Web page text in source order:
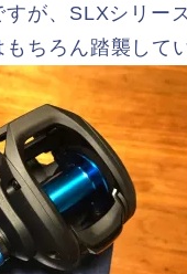
すが、SLXシリー
ちろん踏襲して